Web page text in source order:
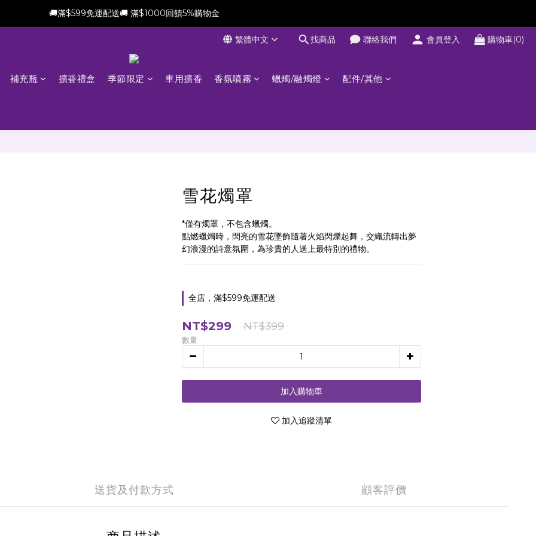
新會員加贈$100購物金(滿$699可折抵)
🚚滿$599免運配送🚚 滿$1000回饋5%購物金
繁體中文 找商品 聯絡我們 會員登入 購物車(0)
補充瓶 擴香禮盒 季節限定 車用擴香 香氛噴霧 蠟燭/融燭燈 配件/其他
雪花燭罩
*僅有燭罩，不包含蠟燭。
點燃蠟燭時，閃亮的雪花墜飾隨著火焰閃爍起舞，交織流轉出夢
幻浪漫的詩意氛圍，為珍貴的人送上最特別的禮物。
全店，滿$599免運配送
NT$299 NT$399
數量
加入購物車
加入追蹤清單
送貨及付款方式 顧客評價